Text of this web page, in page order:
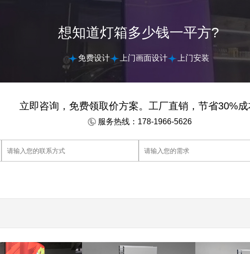
想知道灯箱多少钱一平方?
免费设计 上门画面设计 上门安装
立即咨询，免费领取价方案。工厂直销，节省30%成
服务热线：178-1966-5626